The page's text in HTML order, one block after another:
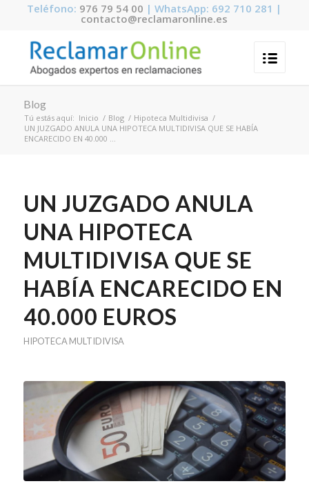
Teléfono: 976 79 54 00 | WhatsApp: 692 710 281 |
contacto@reclamaronline.es
Blog
Tú estás aquí: Inicio / Blog / Hipoteca Multidivisa /
UN JUZGADO ANULA UNA HIPOTECA MULTIDIVISA QUE SE HABÍA
ENCARECIDO EN 40.000 ...
UN JUZGADO ANULA
UNA HIPOTECA
MULTIDIVISA QUE SE
HABÍA ENCARECIDO EN
40.000 EUROS
HIPOTECA MULTIDIVISA